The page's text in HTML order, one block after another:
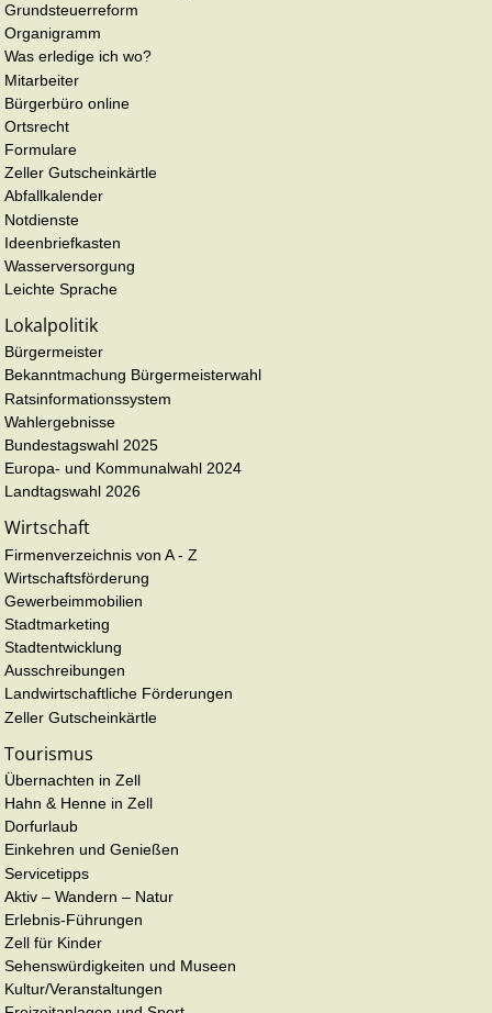
Grundsteuerreform
Organigramm
Was erledige ich wo?
Mitarbeiter
Bürgerbüro online
Ortsrecht
Formulare
Zeller Gutscheinkärtle
Abfallkalender
Notdienste
Ideenbriefkasten
Wasserversorgung
Leichte Sprache
Lokalpolitik
Bürgermeister
Bekanntmachung Bürgermeisterwahl
Ratsinformationssystem
Wahlergebnisse
Bundestagswahl 2025
Europa- und Kommunalwahl 2024
Landtagswahl 2026
Wirtschaft
Firmenverzeichnis von A - Z
Wirtschaftsförderung
Gewerbeimmobilien
Stadtmarketing
Stadtentwicklung
Ausschreibungen
Landwirtschaftliche Förderungen
Zeller Gutscheinkärtle
Tourismus
Übernachten in Zell
Hahn & Henne in Zell
Dorfurlaub
Einkehren und Genießen
Servicetipps
Aktiv – Wandern – Natur
Erlebnis-Führungen
Zell für Kinder
Sehenswürdigkeiten und Museen
Kultur/Veranstaltungen